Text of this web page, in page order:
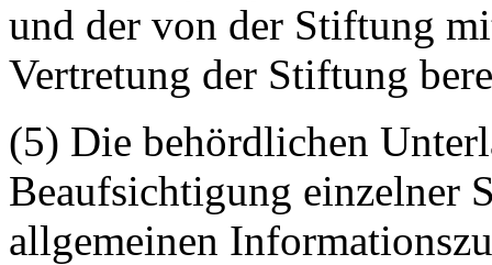
und der von der Stiftung
Vertretung der Stiftung
(5) Die behördlichen
Beaufsichtigung einzelner
allgemeinen